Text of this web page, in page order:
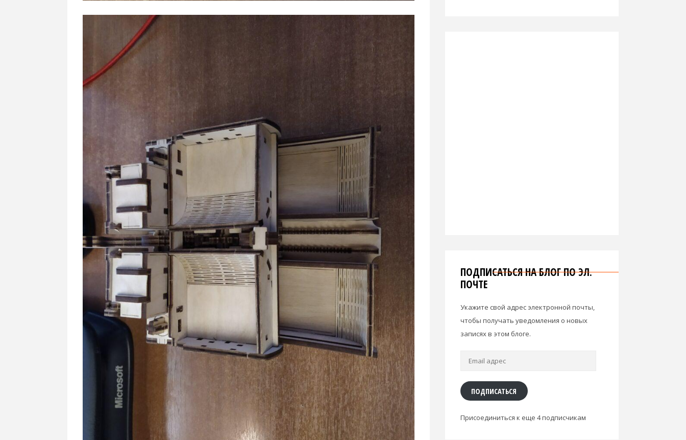
ПОДПИСАТЬСЯ НА БЛОГ ПО ЭЛ.
ПОЧТЕ
Укажите свой адрес электронной почты,
чтобы получать уведомления о новых
записях в этом блоге.
Email
ПОДПИСАТЬСЯ
Присоединиться к еще 4 подписчикам